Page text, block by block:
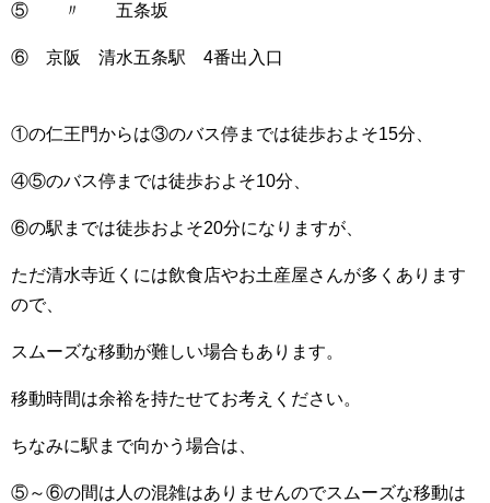
⑤ 〃 五条坂
⑥ 京阪 清水五条駅 4番出入口
①の仁王門からは③のバス停までは徒歩およそ15分、
④⑤のバス停までは徒歩およそ10分、
⑥の駅までは徒歩およそ20分になりますが、
ただ清水寺近くには飲食店やお土産屋さんが多くあります
ので、
スムーズな移動が難しい場合もあります。
移動時間は余裕を持たせてお考えください。
ちなみに駅まで向かう場合は、
⑤～⑥の間は人の混雑はありませんのでスムーズな移動は